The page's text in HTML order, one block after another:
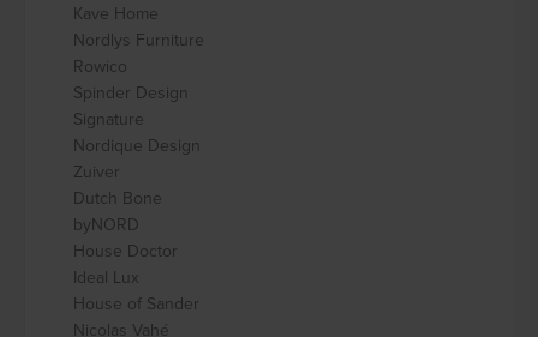
Kave Home
Nordlys Furniture
Rowico
Spinder Design
Signature
Nordique Design
Zuiver
Dutch Bone
byNORD
House Doctor
Ideal Lux
House of Sander
Nicolas Vahé